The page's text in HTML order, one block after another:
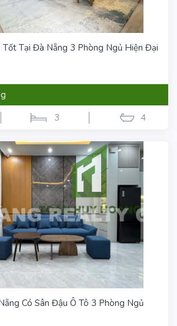
Tốt Tại Đà Nẵng 3 Phòng Ngủ Hiện Đại
3 4
Có Sân Đậu Ô Tô 3 Phòng Ngủ